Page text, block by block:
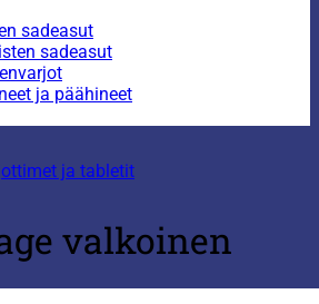
sadeasut
sadeasut
ja päähineet
ja tabletit
valkoinen